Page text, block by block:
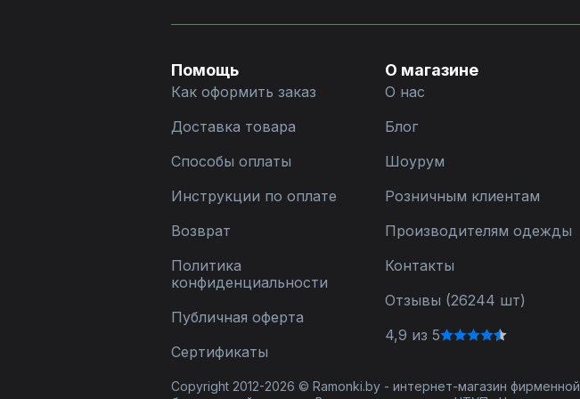
Помощь
Как оформить заказ
Доставка товара
Способы оплаты
Инструкции по оплате
Возврат
Политика
конфиденциальности
Публичная оферта
Сертификаты
О магазине
О нас
Блог
Шоурум
Розничным клиентам
Производителям одежды
Контакты
Отзывы (26244 шт)
4,9 из 5
Copyright 2012-2026 © Ramonki.by - интернет-магазин фирменной